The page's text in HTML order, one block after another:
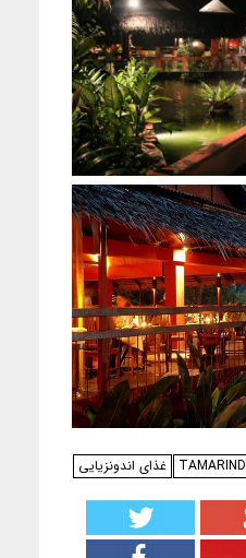
غذای اندونزیایی